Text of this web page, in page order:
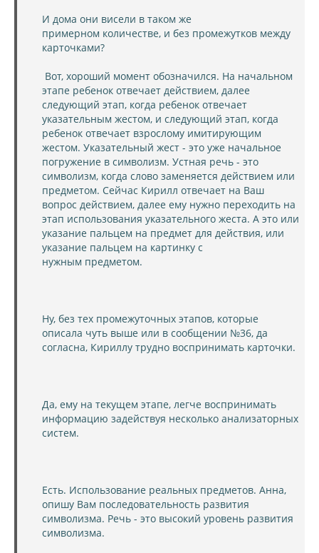
И дома они висели в таком же
примерном количестве, и без промежутков между
карточками?
Вот, хороший момент обозначился. На начальном
этапе ребенок отвечает действием, далее
следующий этап, когда ребенок отвечает
указательным жестом, и следующий этап, когда
ребенок отвечает взрослому имитирующим
жестом. Указательный жест - это уже начальное
погружение в символизм. Устная речь - это
символизм, когда слово заменяется действием или
предметом. Сейчас Кирилл отвечает на Ваш
вопрос действием, далее ему нужно переходить на
этап использования указательного жеста. А это или
указание пальцем на предмет для действия, или
указание пальцем на картинку с
нужным предметом.
Ну, без тех промежуточных этапов, которые
описала чуть выше или в сообщении №36, да
согласна, Кириллу трудно воспринимать карточки.
Да, ему на текущем этапе, легче воспринимать
информацию задействуя несколько анализаторных
систем.
Есть. Использование реальных предметов. Анна,
опишу Вам последовательность развития
символизма. Речь - это высокий уровень развития
символизма.